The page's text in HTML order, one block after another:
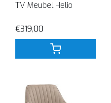
TV Meubel Helio
€319,00